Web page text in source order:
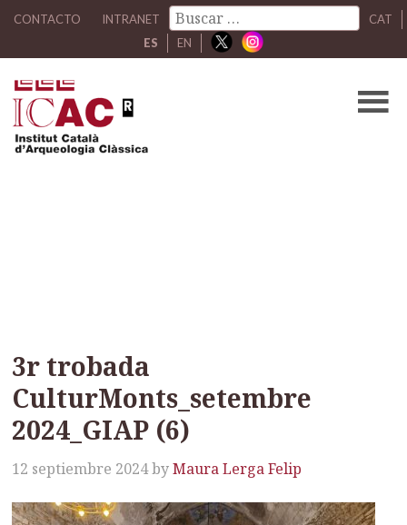
CONTACTO INTRANET
CAT
ES
EN
3r trobada
CulturMonts_setembre
2024_GIAP (6)
12 septiembre 2024byMaura Lerga Felip